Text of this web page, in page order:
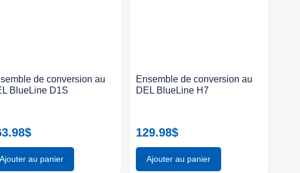
de conversion au
BlueLine D1S
$
Ajouter au panier
Ensemble de conversion au
DEL BlueLine H7
129.98$
Ajouter au panier